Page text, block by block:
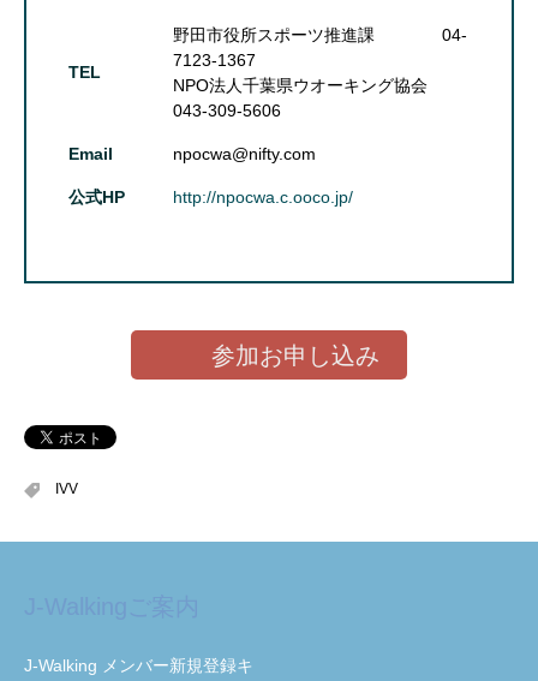
TEL
野田市役所スポーツ推進課 04-
7123-1367
NPO法人千葉県ウオーキング協会
043-309-5606
Email npocwa@nifty.com
公式HP http://npocwa.c.ooco.jp/
参加お申し込み
IVV
J-Walking メンバー新規登録キ